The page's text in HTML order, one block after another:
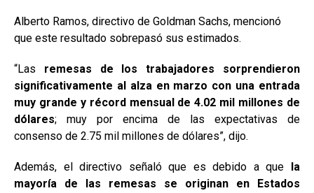
Alberto Ramos, directivo de Goldman Sachs, mencionó
que este resultado sobrepasó sus estimados.
“Las remesas de los trabajadores sorprendieron
significativamente al alza en marzo con una entrada
muy grande y récord mensual de 4.02 mil millones de
dólares; muy por encima de las expectativas de
consenso de 2.75 mil millones de dólares”, dijo.
Además, el directivo señaló que es debido a que la
mayoría de las remesas se originan en Estados